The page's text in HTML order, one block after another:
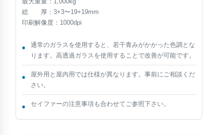
総 厚：3+3〜19+19mm
印刷解像度：1000dpi
通常のガラスを使用すると、若干青みがかかった色調とな
ります。高透過ガラスを使用することで改善が可能です。
屋外用と屋内用では仕様が異なります。事前にご相談くだ
さい。
セイファーの注意事項も合わせてご参照下さい。